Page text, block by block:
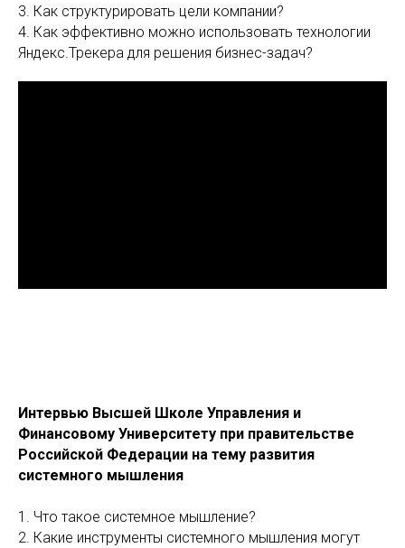
3. Как структурировать цели компании?
4. Как эффективно можно использовать технологии
Яндекс.Трекера для решения бизнес-задач?
Интервью Высшей Школе Управления и
Финансовому Университету при правительстве
Российской Федерации на тему развития
системного мышления
1. Что такое системное мышление?
2. Какие инструменты системного мышления могут